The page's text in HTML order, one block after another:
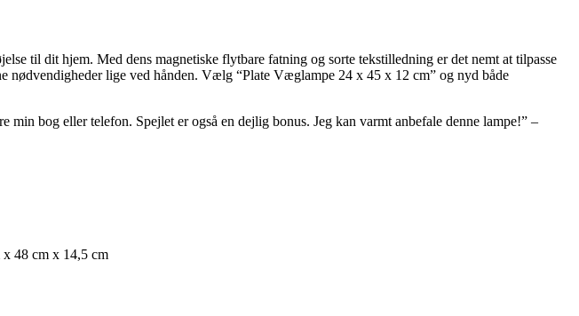
til dit hjem. Med dens magnetiske flytbare fatning og sorte tekstilledning er det nemt at tilpasse
nødvendigheder lige ved hånden. Vælg “Plate Væglampe 24 x 45 x 12 cm” og nyd både
bog eller telefon. Spejlet er også en dejlig bonus. Jeg kan varmt anbefale denne lampe!” –
x 48 cm x 14,5 cm